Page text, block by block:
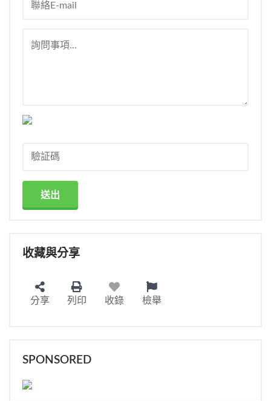
送出
收藏與分享
分享 列印 收錄 檢舉
SPONSORED